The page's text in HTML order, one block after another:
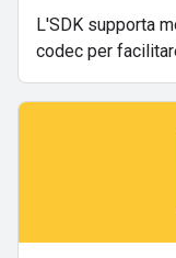
L'SDK supporta
codec per